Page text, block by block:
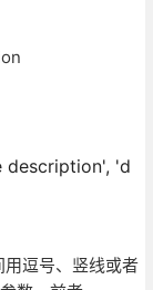
description', 'd
逗号、竖线或者